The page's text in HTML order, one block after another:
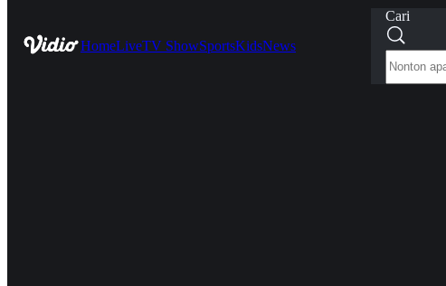
HomeLiveTV ShowSportsKidsNews
Cari